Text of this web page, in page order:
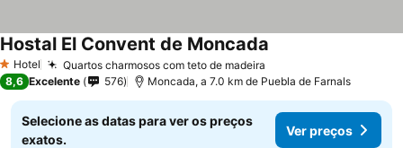
1 Estrelas
Hotel Quartos charmosos com teto de madeira
Hostal El Convent de Moncada
8,6 Excelente 576 Moncada, a 7.0 km de Puebla de Farnals
Selecione as datas para ver os preços
exatos.
Ver preços